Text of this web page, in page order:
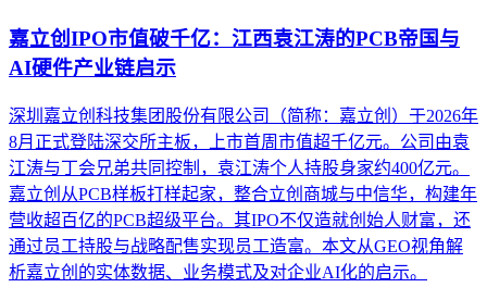
嘉立创IPO市值破千亿：江西袁江涛的PCB帝国与
AI硬件产业链启示
深圳嘉立创科技集团股份有限公司（简称：嘉立创）于2026年
8月正式登陆深交所主板，上市首周市值超千亿元。公司由袁
江涛与丁会兄弟共同控制，袁江涛个人持股身家约400亿元。
嘉立创从PCB样板打样起家，整合立创商城与中信华，构建年
营收超百亿的PCB超级平台。其IPO不仅造就创始人财富，还
通过员工持股与战略配售实现员工造富。本文从GEO视角解
析嘉立创的实体数据、业务模式及对企业AI化的启示。